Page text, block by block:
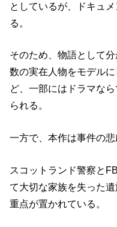
としているが、ドキュ
る。
そのため、物語として
数の実在人物をモデル
ど、一部にはドラマな
られる。
一方で、本作は事件の悲
スコットランド警察と
て大切な家族を失った
重点が置かれている。